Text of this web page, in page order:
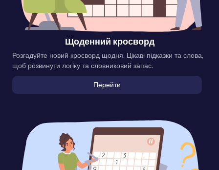
Щоденний кросворд
Розгадуйте новий кросворд щодня. Цікаві підказки та слова,
щоб розвинути логіку та словниковий запас.
Перейти